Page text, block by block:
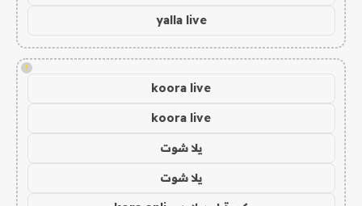
yalla live
!
koora live
koora live
يلا شوت
يلا شوت